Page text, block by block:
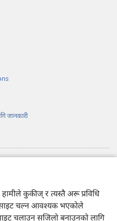
कुकीज् र त्यस्तै अरू प्रविधि
चल्न आवश्यक भएकोले
चलाउन सजिलो बनाउनको लागि
जानकारी